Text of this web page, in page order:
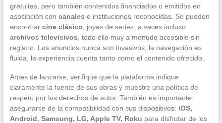
gratuitas, pero también contenidos financiados o emitidos en
asociación con canales e instituciones reconocidas. Se pueden
encontrar cine clásico , joyas de series, a veces incluso
archivos televisivos , todo ello muy a menudo accesible sin
registro. Los anuncios nunca son invasivos, la navegación es
fluida, la experiencia cuenta tanto como el contenido ofrecido.
Antes de lanzarse, verifique que la plataforma indique
claramente la fuente de sus obras y muestre una política de
respeto por los derechos de autor. También es importante
asegurarse de la compatibilidad con sus dispositivos: iOS,
Android, Samsung, LG, Apple TV, Roku para disfrutar de los